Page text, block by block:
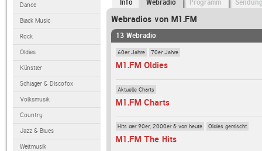
Dance
Black Music
Rock
Oldies
Künstler
Schlager & Discofox
Volksmusik
Country
Jazz & Blues
Weltmusik
Info Webradio Programm
Webradios von M1.FM
13 Webradio
60er Jahre 70er Jahre
M1.FM Oldies
Aktuelle Charts
M1.FM Charts
Hits der 90er, 2000er & von heute Oldies gemischt
M1.FM The Hits